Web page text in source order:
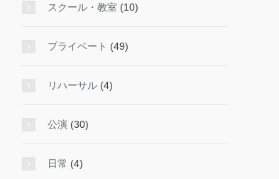
スクール・教室 (10)
プライベート (49)
リハーサル (4)
公演 (30)
日常 (4)